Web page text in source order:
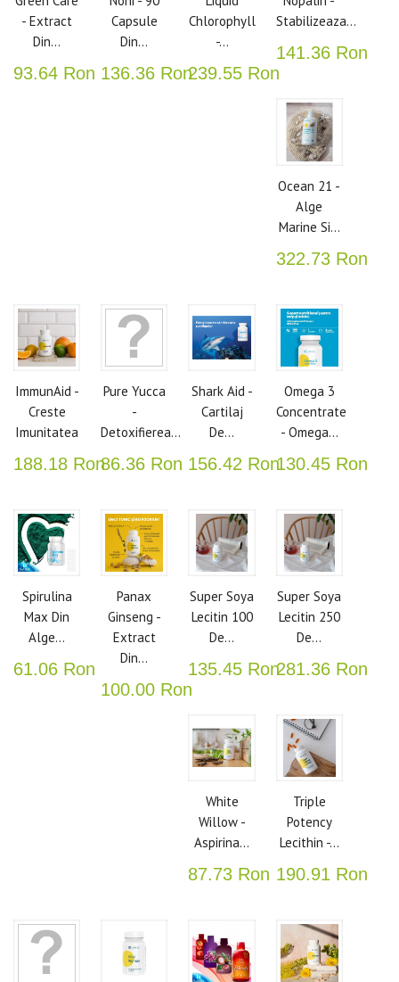
- Extract
Din...
93.64 Ron
Capsule
Din...
136.36 Ron
Chlorophyll
-...
239.55 Ron
Stabilizeaza...
141.36 Ron
Ocean 21 -
Alge
Marine Si...
322.73 Ron
ImmunAid -
Creste
Imunitatea
188.18 Ron
Pure Yucca
-
Detoxifierea...
86.36 Ron
Shark Aid -
Cartilaj
De...
156.42 Ron
Omega 3
Concentrate
- Omega...
130.45 Ron
Spirulina
Max Din
Alge...
61.06 Ron
Panax
Ginseng -
Extract
Din...
100.00 Ron
Super Soya
Lecitin 100
De...
135.45 Ron
Super Soya
Lecitin 250
De...
281.36 Ron
White
Willow -
Aspirina...
87.73 Ron
Triple
Potency
Lecithin -...
190.91 Ron